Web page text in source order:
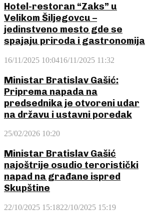
Hotel-restoran “Zaks” u
Velikom Šiljegovcu –
jedinstveno mesto gde se
spajaju priroda i gastronomija
16/11/2025 10:0416/11/2025 11:32
Ministar Bratislav Gašić:
Priprema napada na
predsednika je otvoreni udar
na državu i ustavni poredak
25/02/2026 10:20
Ministar Bratislav Gašić
najoštrije osudio teroristički
napad na građane ispred
Skupštine
22/10/2025 15:1822/10/2025 15:19